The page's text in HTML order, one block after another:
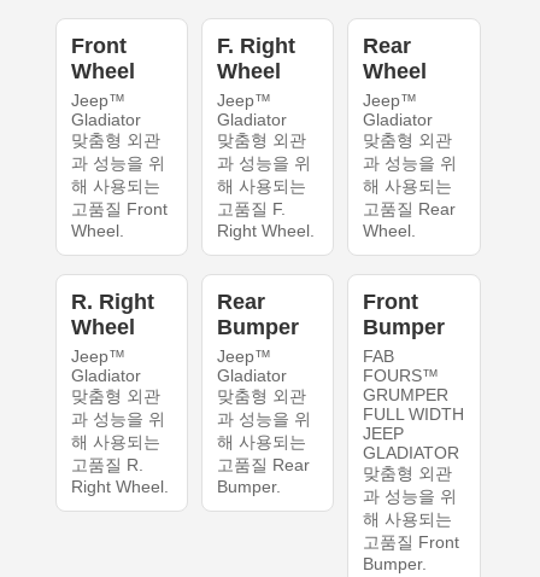
Front
Wheel
Jeep™
Gladiator
맞춤형 외관
과 성능을 위
해 사용되는
고품질 Front
Wheel.
F. Right
Wheel
Jeep™
Gladiator
맞춤형 외관
과 성능을 위
해 사용되는
고품질 F.
Right Wheel.
Rear
Wheel
Jeep™
Gladiator
맞춤형 외관
과 성능을 위
해 사용되는
고품질 Rear
Wheel.
R. Right
Wheel
Jeep™
Gladiator
맞춤형 외관
과 성능을 위
해 사용되는
고품질 R.
Right Wheel.
Rear
Bumper
Jeep™
Gladiator
맞춤형 외관
과 성능을 위
해 사용되는
고품질 Rear
Bumper.
Front
Bumper
FAB
FOURS™
GRUMPER
FULL WIDTH
JEEP
GLADIATOR
맞춤형 외관
과 성능을 위
해 사용되는
고품질 Front
Bumper.